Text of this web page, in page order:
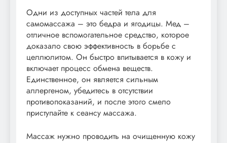
Одни из доступных частей тела для
самомассажа – это бедра и ягодицы. Мед –
отличное вспомогательное средство, которое
доказало свою эффективность в борьбе с
целлюлитом. Он быстро впитывается в кожу и
включает процесс обмена веществ.
Единственное, он является сильным
аллергеном, убедитесь в отсутствии
противопоказаний, и после этого смело
приступайте к сеансу массажа.
Массаж нужно проводить на очищенную кожу